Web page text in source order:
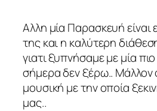
Αλλη μία Παρασκευή είναι
της και η καλύτερη
γιατι ξυπνήσαμε με μία πιο
σήμερα δεν ξέρω.. Μάλλον
μουσική με την οποία
μας..